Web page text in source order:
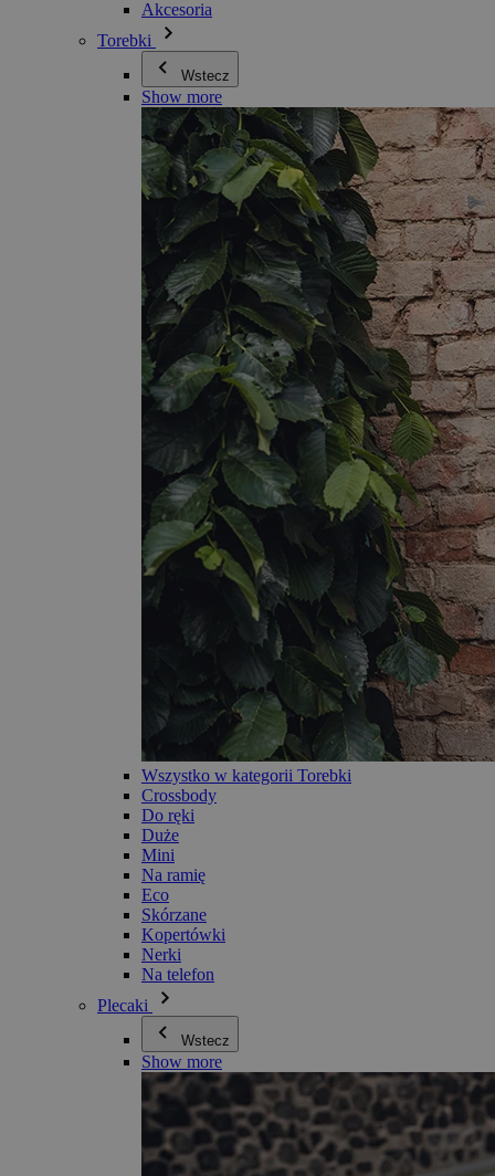
Akcesoria
Torebki
Wstecz
Show more
Wszystko w kategorii Torebki
Crossbody
Do ręki
Duże
Mini
Na ramię
Eco
Skórzane
Kopertówki
Nerki
Na telefon
Plecaki
Wstecz
Show more